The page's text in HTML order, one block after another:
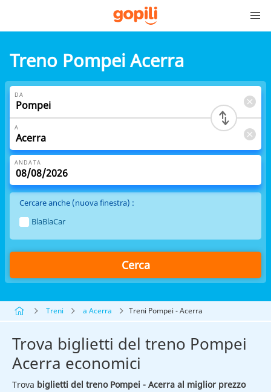
Treno Pompei Acerra
DA
A
ANDATA
Cercare anche (nuova finestra) :
BlaBlaCar
Cerca
Treni a Acerra Treni Pompei - Acerra
Trova biglietti del treno Pompei
Acerra economici
Trova biglietti del treno Pompei - Acerra al miglior prezzo